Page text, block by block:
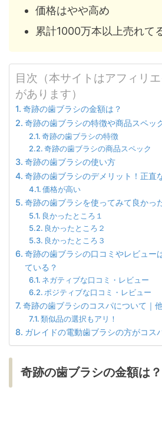
価格はやや高め
累計1000万本以上売れて
目次（本サイトはアフィリ
があります）
奇跡の歯ブラシの金額は？
奇跡の歯ブラシの特徴や商品スペッ
奇跡の歯ブラシの特徴
奇跡の歯ブラシの商品スペック
奇跡の歯ブラシの使い方
奇跡の歯ブラシのデメリット！正直
価格が高い
奇跡の歯ブラシを使ってみて良かっ
良かったところ１
良かったところ２
良かったところ３
奇跡の歯ブラシの口コミやレビュー
ている？
ネガティブな口コミ・レビュー
ポジティブな口コミ・レビュー
奇跡の歯ブラシのコスパについて｜
類似品の選択もアリ！
ガレイドの電動歯ブラシの方がコス
奇跡の歯ブラシの金額は？